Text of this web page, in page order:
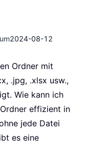
2024-08-12
Ordner mit
.jpg, .xlsx usw.,
Wie kann ich
effizient in
jede Datei
es eine